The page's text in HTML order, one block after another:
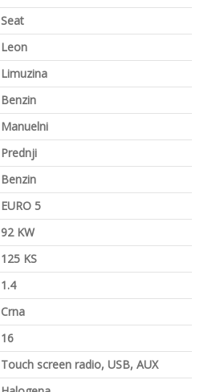
Seat
Leon
Limuzina
Benzin
Manuelni
Prednji
Benzin
EURO 5
92 KW
125 KS
1.4
Crna
16
Touch screen radio, USB, AUX